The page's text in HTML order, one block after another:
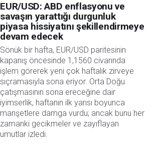
EUR/USD: ABD enflasyonu ve
savaşın yarattığı durgunluk
piyasa hissiyatını şekillendirmeye
devam edecek
Sönük bir hafta, EUR/USD paritesinin
kapanış öncesinde 1,1560 civarında
işlem görerek yeni çok haftalık zirveye
sıçramasıyla sona eriyor. Orta Doğu
çatışmasının sona ereceğine dair
iyimserlik, haftanın ilk yarısı boyunca
manşetlere damga vurdu; ancak bunu her
zamanki gecikmeler ve zayıflayan
umutlar izledi.